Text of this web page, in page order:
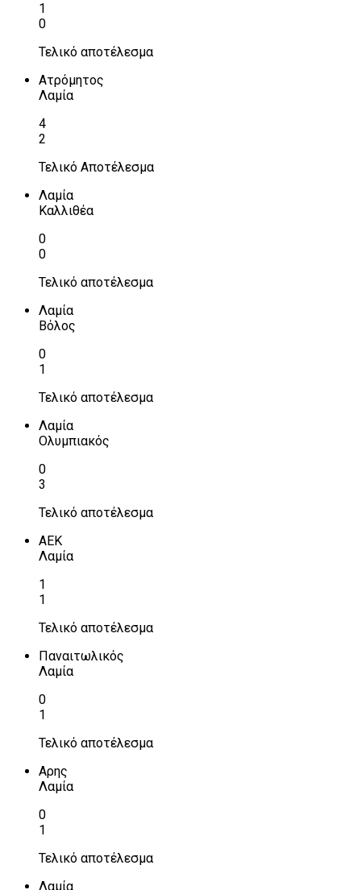
1
0
Τελικό αποτέλεσμα
Ατρόμητος
Λαμία
4
2
Τελικό Αποτέλεσμα
Λαμία
Καλλιθέα
0
0
Τελικό αποτέλεσμα
Λαμία
Βόλος
0
1
Τελικό αποτέλεσμα
Λαμία
Ολυμπιακός
0
3
Τελικό αποτέλεσμα
ΑΕΚ
Λαμία
1
1
Τελικό αποτέλεσμα
Παναιτωλικός
Λαμία
0
1
Τελικό αποτέλεσμα
Αρης
Λαμία
0
1
Τελικό αποτέλεσμα
Λαμία